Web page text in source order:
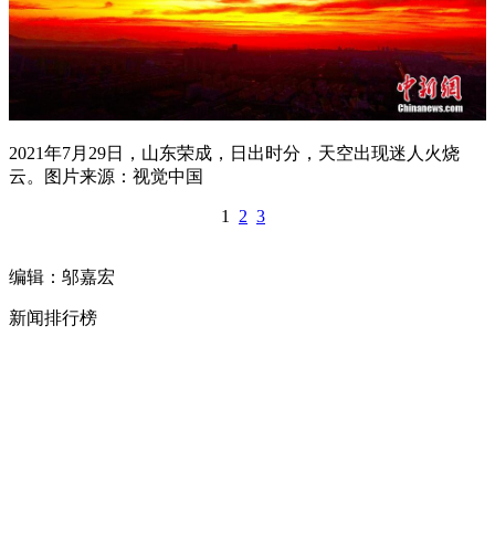
2021年7月29日，山东荣成，日出时分，天空出现迷人火烧
云。图片来源：视觉中国
1 2 3
编辑：邬嘉宏
新闻排行榜